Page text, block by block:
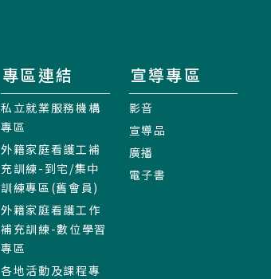
專區連結
私立就業服務機構
專區
外籍家庭看護工補
充訓練-到宅/集中
訓練專區(舊會員)
外籍家庭看護工作
補充訓練-數位學習
專區
各地活動及課程專
宣導專區
影音
宣導品
廣播
電子書